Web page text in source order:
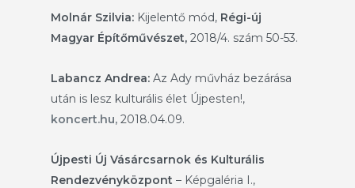
Molnár Szilvia: Kijelentő mód, Régi-új
Magyar Építőművészet, 2018/4. szám 50-53.
Labancz Andrea: Az Ady művház bezárása
után is lesz kulturális élet Újpesten!,
koncert.hu, 2018.04.09.
Újpesti Új Vásárcsarnok és Kulturális
Rendezvényközpont – Képgaléria I.,